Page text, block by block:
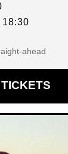
18:30
ahead
TICKETS
IN